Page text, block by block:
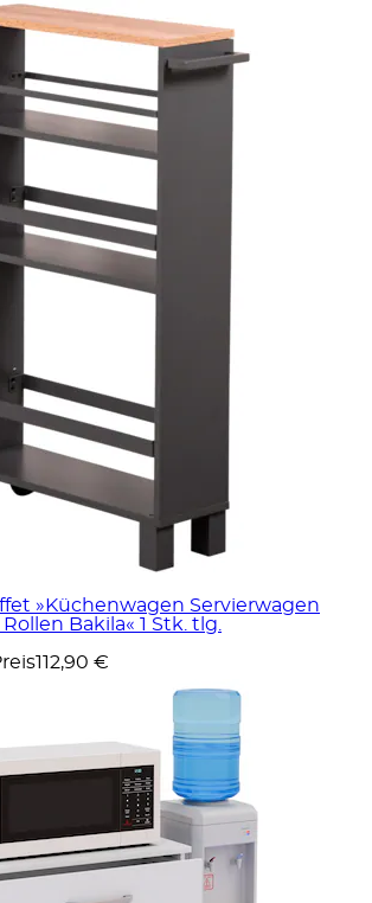
»Küchenwagen Servierwagen
Bakila« 1 Stk. tlg.
112,90 €